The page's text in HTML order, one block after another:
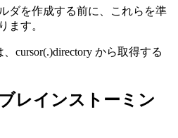
ダを作成する前に、これらを準
ます。
、cursor(.)directory から取得する
レインストーミン